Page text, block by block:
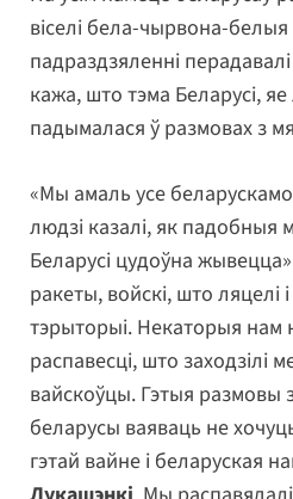
віселі бела-чырвона-белыя
падраздзяленні
кажа, што тэма Беларусі,
падымалася ў размовах з
«Мы амаль усе
людзі казалі, як падобныя
Беларусі цудоўна
ракеты, войскі, што ляцелі
тэрыторыі. Некаторыя нам
распавесці, што заходзілі
вайскоўцы. Гэтыя размовы
беларусы ваяваць не
гэтай вайне і беларуская